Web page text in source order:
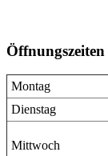
Öffnungszeiten
Montag
Dienstag
Mittwoch